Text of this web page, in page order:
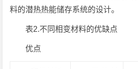
料的潜热热能储存系统的设计。
表2.不同相变材料的优缺点
优点